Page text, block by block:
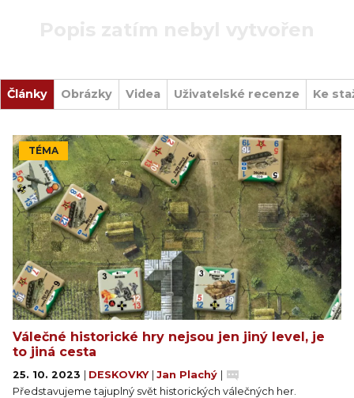
Články Obrázky Videa Uživatelské recenze Ke
TÉMA
Válečné historické hry nejsou jen jiný level, je
to jiná cesta
25. 10. 2023 DESKOVKY Jan Plachý
Představujeme tajuplný svět historických válečných her.